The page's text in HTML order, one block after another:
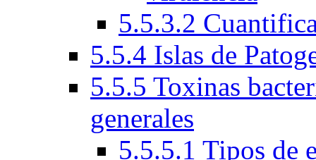
5.5.3.2
5.5.4 Islas de
5.5.5 Toxinas
generales
5.5.5.1 Tipos de